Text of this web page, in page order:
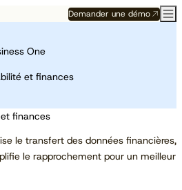
Demander une démo
One
et finances
finances
le transfert des données financières,
le rapprochement pour un meilleur